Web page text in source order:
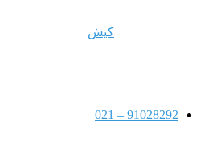
کیش
91028292 – 021